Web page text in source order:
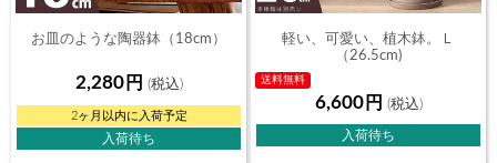
お皿のような陶器鉢（18cm）
2,280
2ヶ月以内に入荷予定
入荷待ち
軽い、可愛い、植木鉢。Ｌ
（26.5cm)
送料無料
6,600
入荷待ち